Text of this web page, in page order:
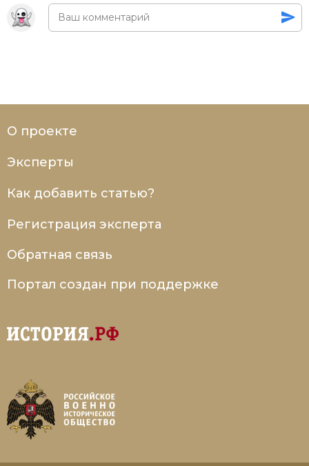
О проекте
Эксперты
Как добавить статью?
Регистрация эксперта
Обратная связь
Портал создан при поддержке